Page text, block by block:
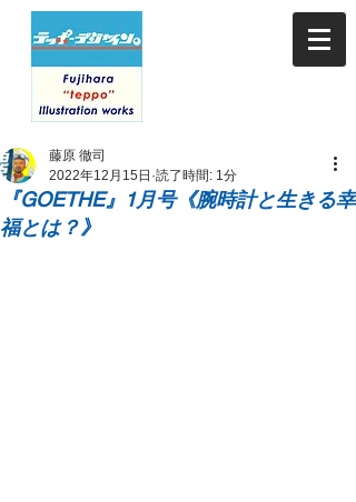
『GOETHE』1月号《腕時計と生きる幸
福とは？》
藤原 徹司
2022年12月15日 読了時間: 1分